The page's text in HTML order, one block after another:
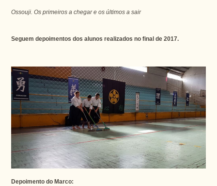
Ossouji. Os primeiros a chegar e os últimos a sair
Seguem depoimentos dos alunos realizados no final de 2017.
Depoimento do Marco: